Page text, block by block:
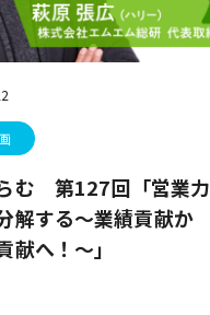
む 第127回「営業力
解する～業績貢献か
献へ！～」